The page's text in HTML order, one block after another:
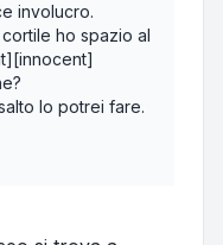
involucro.
ho spazio al
lo potrei fare.